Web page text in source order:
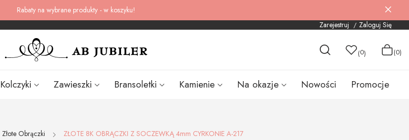
Rabaty na wybrane produkty - w koszyku!
Zarejestruj Zaloguj Się
(0) (0)
Kolczyki Zawieszki Bransoletki Kamienie Na okazje Nowości Promocje
Złote Obrączki ZŁOTE 8K OBRĄCZKI Z SOCZEWKĄ 4mm CYRKONIE A-217